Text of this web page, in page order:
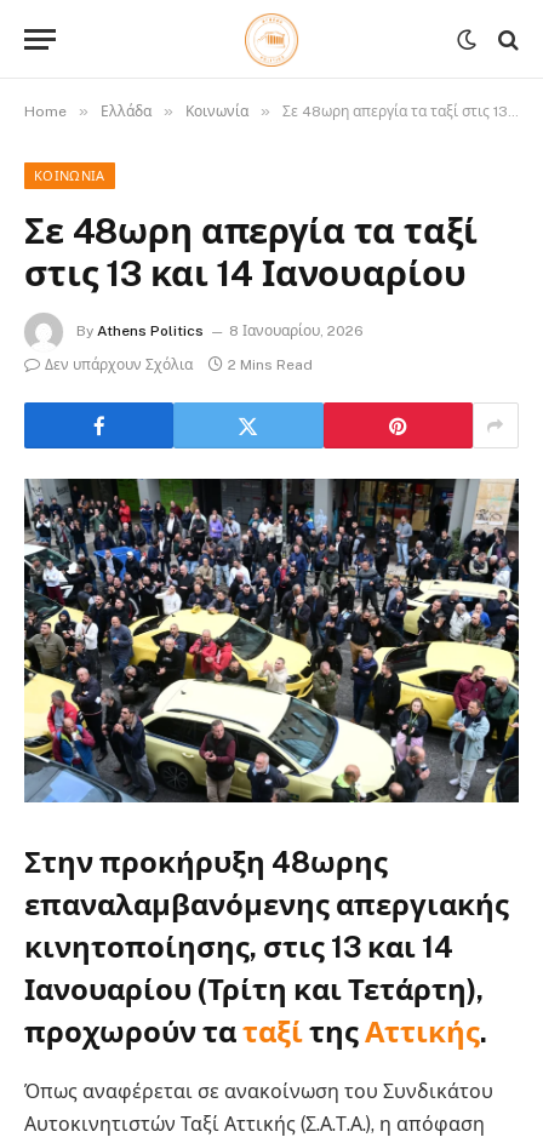
Home » Ελλάδα » Κοινωνία » Σε 48ωρη απεργία τα ταξί στις 13 και 14 Ιανουαρίου
ΚΟΙΝΩΝΊΑ
Σε 48ωρη απεργία τα ταξί
στις 13 και 14 Ιανουαρίου
By Athens Politics
8 Ιανουαρίου, 2026
Δεν υπάρχουν Σχόλια
2 Mins Read
Στην προκήρυξη 48ωρης
επαναλαμβανόμενης απεργιακής
κινητοποίησης, στις 13 και 14
Ιανουαρίου (Τρίτη και Τετάρτη),
προχωρούν ταταξίτηςΑττικής.
Όπως αναφέρεται σε ανακοίνωση του Συνδικάτου
Αυτοκινητιστών Ταξί Αττικής (Σ.Α.Τ.Α.), η απόφαση